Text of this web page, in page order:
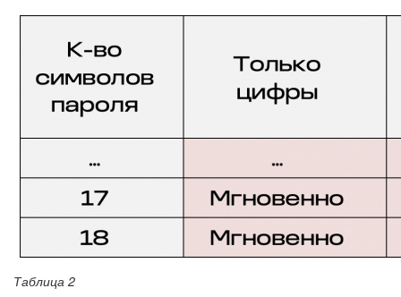
Таблица 2